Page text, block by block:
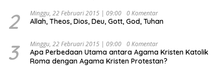
Ekonomi Politik Indonesia) & Simposium Nasional
“Urgensi Undang-Undang Perekonomian Nasional dan
Indonesia Emas 2045”,
2 Minggu, 22 Februari 2015 | 09:00 0 Komentar
Allah, Theos, Dios, Deu, Gott, God, Tuhan
3 Minggu, 22 Februari 2015 | 09:00 0 Komentar
Apa Perbedaan Utama antara Agama Kristen Katolik
Roma dengan Agama Kristen Protestan?